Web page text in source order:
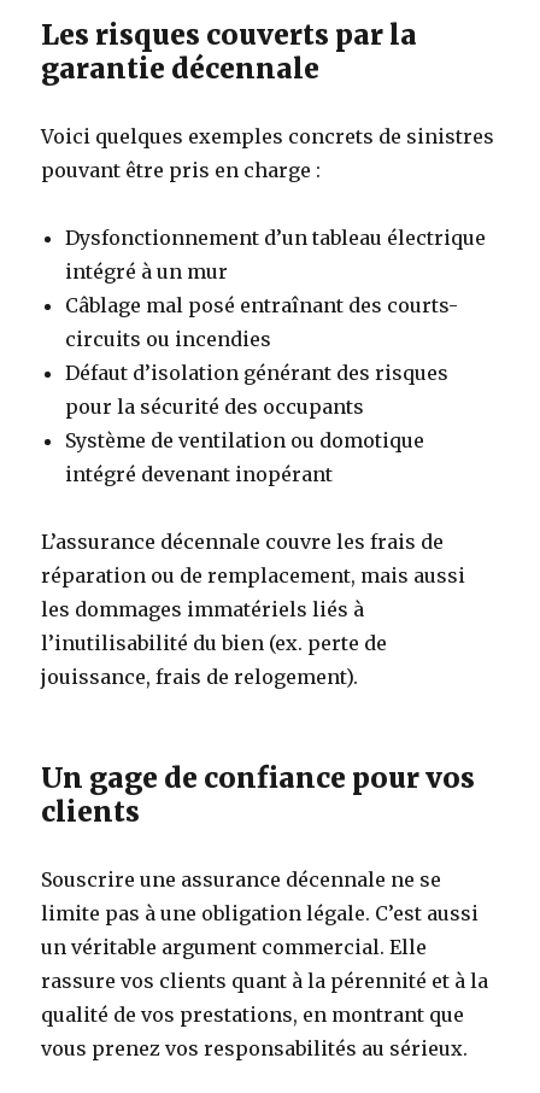
Les risques couverts par la
garantie décennale
Voici quelques exemples concrets de sinistres
pouvant être pris en charge :
Dysfonctionnement d’un tableau électrique
intégré à un mur
Câblage mal posé entraînant des courts-
circuits ou incendies
Défaut d’isolation générant des risques
pour la sécurité des occupants
Système de ventilation ou domotique
intégré devenant inopérant
L’assurance décennale couvre les frais de
réparation ou de remplacement, mais aussi
les dommages immatériels liés à
l’inutilisabilité du bien (ex. perte de
jouissance, frais de relogement).
Un gage de confiance pour vos
clients
Souscrire une assurance décennale ne se
limite pas à une obligation légale. C’est aussi
un véritable argument commercial. Elle
rassure vos clients quant à la pérennité et à la
qualité de vos prestations, en montrant que
vous prenez vos responsabilités au sérieux.